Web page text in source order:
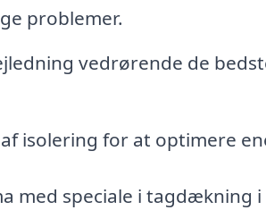
problemer.
vedrørende de
isolering for at optimere
med speciale i tagdækning